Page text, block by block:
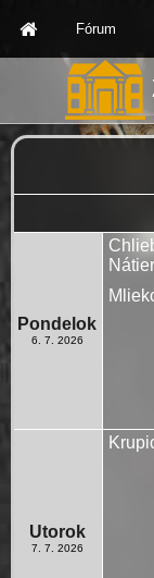
Fórum
Pondelok
6. 7. 2026
Utorok
7. 7. 2026